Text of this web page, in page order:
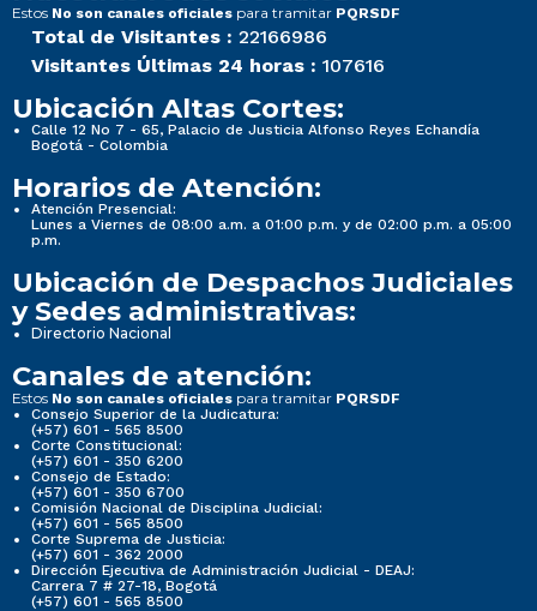
Estos No son canales oficiales para tramitar PQRSDF
Total de Visitantes : 22166986
Visitantes Últimas 24 horas : 107616
Ubicación Altas Cortes:
Calle 12 No 7 - 65, Palacio de Justicia Alfonso Reyes Echandía
Bogotá - Colombia
Horarios de Atención:
Atención Presencial:
Lunes a Viernes de 08:00 a.m. a 01:00 p.m. y de 02:00 p.m. a 05:00
p.m.
Ubicación de Despachos Judiciales
y Sedes administrativas:
Directorio Nacional
Canales de atención:
Estos No son canales oficiales para tramitar PQRSDF
Consejo Superior de la Judicatura:
(+57) 601 - 565 8500
Corte Constitucional:
(+57) 601 - 350 6200
Consejo de Estado:
(+57) 601 - 350 6700
Comisión Nacional de Disciplina Judicial:
(+57) 601 - 565 8500
Corte Suprema de Justicia:
(+57) 601 - 362 2000
Dirección Ejecutiva de Administración Judicial - DEAJ:
Carrera 7 # 27-18, Bogotá
(+57) 601 - 565 8500